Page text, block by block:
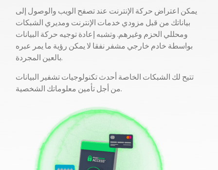
يمكن اعتراض حركة الإنترنت عند تصفح الويب والوصول إلى
بياناتك من قبل مزودي خدمات الإنترنت ومديري الشبكات
ومحللي الحزم وغيرهم. وتشبه إعادة توجيه حركة البيانات
بواسطة خادم خارجي مشفر نفقا لا يمكن رؤية ما يمر عبره
بالعين المجردة.
تتيح لك الشبكات الخاصة أحدث تكنولوجيات تشفير البيانات
من أجل تأمين معلوماتك الشخصية.